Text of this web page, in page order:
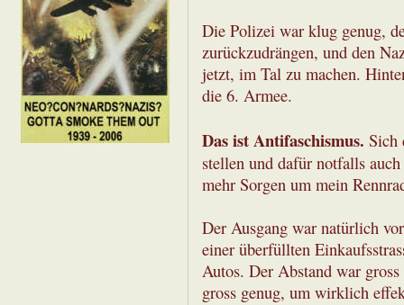
Die Polizei war klug genug,
zurückzudrängen, und den
jetzt, im Tal zu machen.
die 6. Armee.
Das ist Antifaschismus. Sich
stellen und dafür notfalls
mehr Sorgen um mein
Der Ausgang war natürlich
einer überfüllten
Autos. Der Abstand war
gross genug, um wirklich